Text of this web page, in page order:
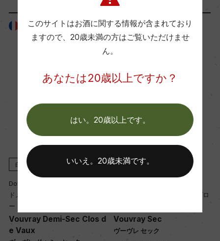
40000
平均収量
50hl/ha
樹齢
平均25年
土壌
粘土質、ケイ質(シレックス)
フランス
白
Domaine Vigneau-Chevreau
ドメーヌ・ヴィニョー・シュヴロ
ー
Vouvray Demi-Sec Clos d
e Vaux
フランス
白 2024
ドメーヌ・ヴィニョー・シュヴロ
Vouvray Sec
ヴーヴレ セック
このサイトはお酒に関する情報が含まれており
ますので、 20歳未満の方はご覧いただけませ
ん。
あなたは20歳以上ですか？
はい。20歳以上です。
いいえ。20歳未満です。